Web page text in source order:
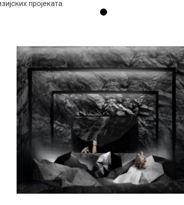
пројеката.
Позоришна
сценографија
Наставник: мр Весна Поповић, ванр. проф.
Самостални стручни сарадник: Жељко
Рудић
Радови студената